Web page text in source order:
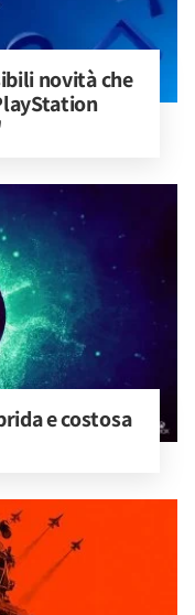
novità che
e costosa